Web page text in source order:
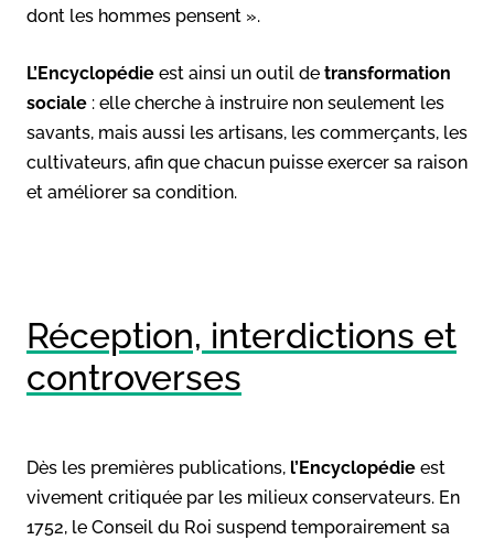
dont les hommes pensent ».
L’Encyclopédie est ainsi un outil de transformation
sociale : elle cherche à instruire non seulement les
savants, mais aussi les artisans, les commerçants, les
cultivateurs, afin que chacun puisse exercer sa raison
et améliorer sa condition.
Réception, interdictions et
controverses
Dès les premières publications, l’Encyclopédie est
vivement critiquée par les milieux conservateurs. En
1752, le Conseil du Roi suspend temporairement sa